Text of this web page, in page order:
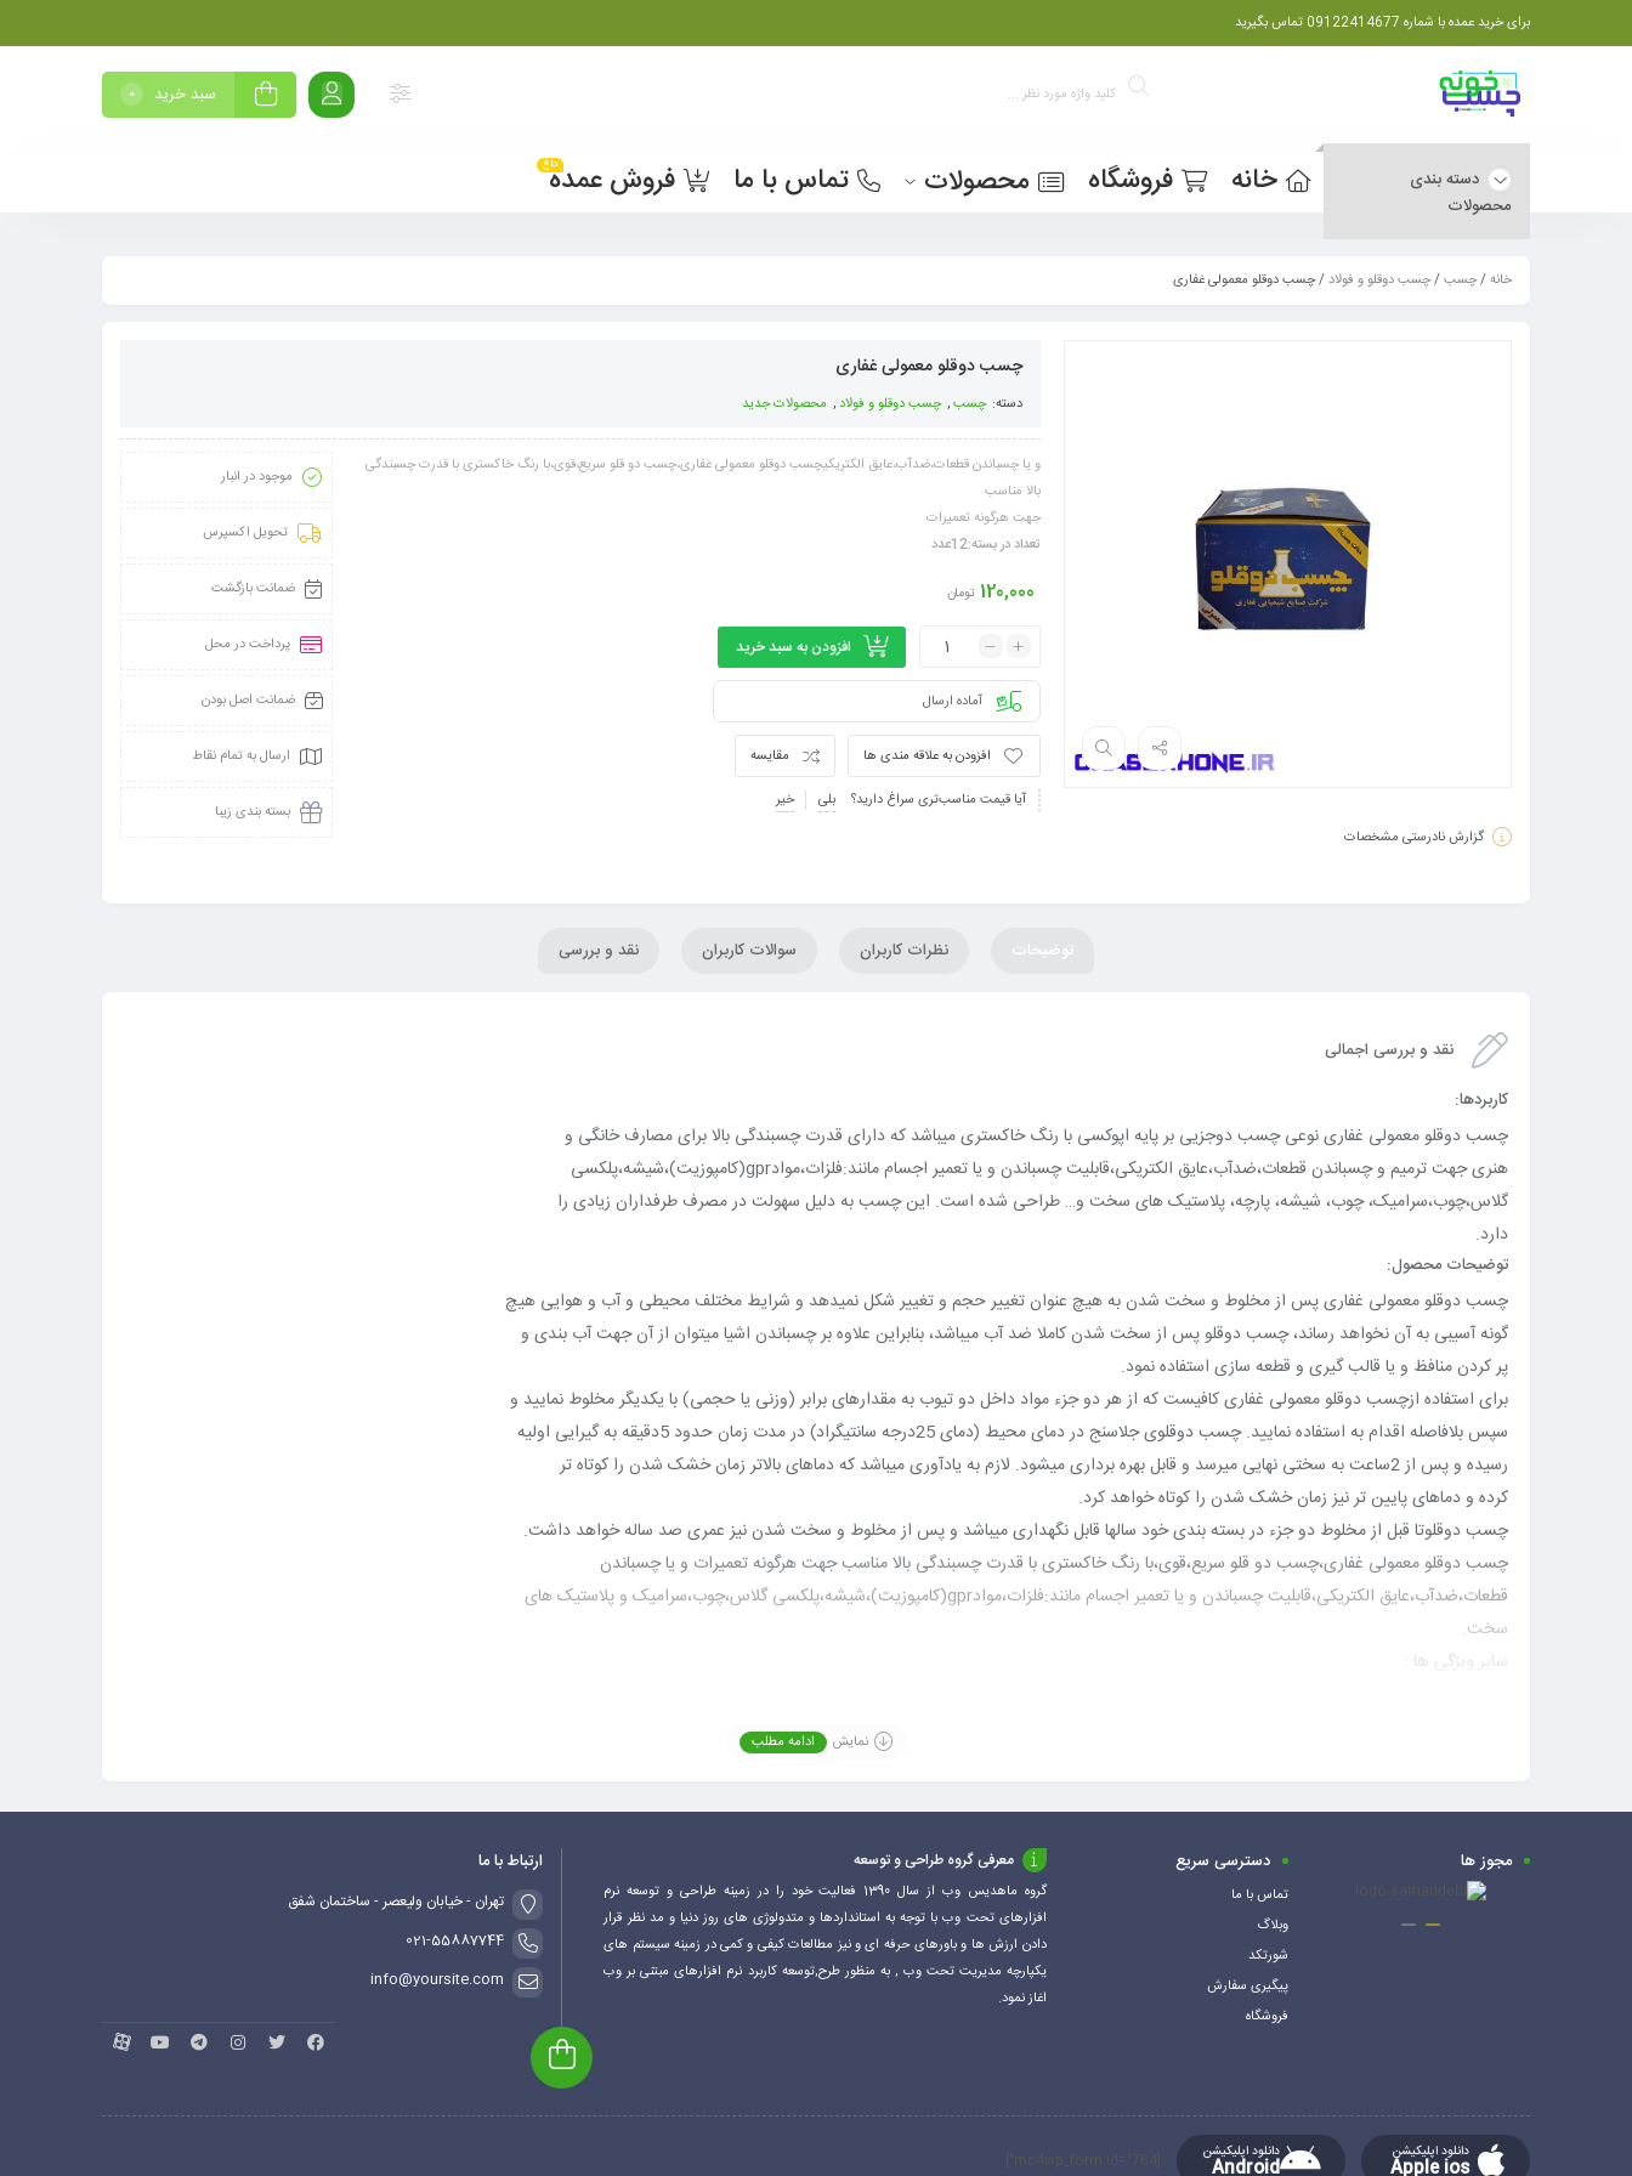
برای خرید عمده با شماره 09122414677 تماس بگیرید
سبد خرید 0
دسته بندی
محصولات
خانه فروشگاه محصولات تماس با ما فروش عمدهداغ
خانه/چسب/چسب دوقلو و فولاد/ چسب دوقلو معمولی غفاری
گزارش نادرستی مشخصات
چسب دوقلو معمولی غفاری
دسته: چسب, چسب دوقلو و فولاد, محصولات جدید
و یا چسباندن قطعات،ضدآب،عایق الکتریکیچسب دوقلو معمولی غفاری،چسب دو قلو سریع،قوی،با رنگ خاکستری با قدرت چسبندگی
بالا مناسب
جهت هرگونه تعمیرات
تعداد در بسته:12عدد
120,000 تومان
افزودن به سبد خرید
آماده ارسال
مقایسه
افزودن به علاقه مندی ها
آیا قیمت مناسب‌تری سراغ دارید؟
بلی خیر
موجود در انبار
تحویل اکسپرس
ضمانت بازگشت
پرداخت در محل
ضمانت اصل بودن
ارسال به تمام نقاط
بسته بندی زیبا
توضیحات نظرات کاربران سوالات کاربران نقد و بررسی
نقد و بررسی اجمالی
کاربردها:
چسب دوقلو معمولی غفاری نوعی چسب دوجزیی بر پایه اپوکسی با رنگ خاکستری میباشد که دارای قدرت چسبندگی بالا برای مصارف خانگی و
هنری جهت ترمیم و چسباندن قطعات،ضدآب،عایق الکتریکی،قابلیت چسباندن و یا تعمیر اجسام مانند:فلزات،موادgpr(کامپوزیت)،شیشه،پلکسی
گلاس،چوب،سرامیک، چوب، شیشه، پارچه، پلاستیک های سخت و… طراحی شده است. این چسب به دلیل سهولت در مصرف طرفداران زیادی را
دارد.
توضیحات محصول:
چسب دوقلو معمولی غفاری پس از مخلوط و سخت شدن به هیچ عنوان تغییر حجم و تغییر شکل نمیدهد و شرایط مختلف محیطی و آب و هوایی هیچ
گونه آسیبی به آن نخواهد رساند، چسب دوقلو پس از سخت شدن کاملا ضد آب میباشد، بنابراین علاوه بر چسباندن اشیا میتوان از آن جهت آب بندی و
پر کردن منافظ و یا قالب گیری و قطعه سازی استفاده نمود.
برای استفاده ازچسب دوقلو معمولی غفاری کافیست که از هر دو جزء مواد داخل دو تیوب به مقدارهای برابر (وزنی یا حجمی) با یکدیگر مخلوط نمایید و
سپس بلافاصله اقدام به استفاده نمایید. چسب دوقلوی جلاسنج در دمای محیط (دمای 25درجه سانتیگراد) در مدت زمان حدود 5دقیقه به گیرایی اولیه
رسیده و پس از 2ساعت به سختی نهایی میرسد و قابل بهره برداری میشود. لازم به یادآوری میباشد که دماهای بالاتر زمان خشک شدن را کوتاه تر
کرده و دماهای پایین تر نیز زمان خشک شدن را کوتاه خواهد کرد.
چسب دوقلوتا قبل از مخلوط دو جزء در بسته بندی خود سالها قابل نگهداری میباشد و پس از مخلوط و سخت شدن نیز عمری صد ساله خواهد داشت.
چسب دوقلو معمولی غفاری،چسب دو قلو سریع،قوی،با رنگ خاکستری با قدرت چسبندگی بالا مناسب جهت هرگونه تعمیرات و یا چسباندن
قطعات،ضدآب،عایق الکتریکی،قابلیت چسباندن و یا تعمیر اجسام مانند:فلزات،موادgpr(کامپوزیت)،شیشه،پلکسی گلاس،چوب،سرامیک و پلاستیک های
سخت.
سایر ویژگی ها :
بدون جمع شدگی
نمایش ادامه مطلب
مجوز ها دسترسی سریع
تماس با ما
وبلاگ
شورتکد
پیگیری سفارش
فروشگاه
معرفی گروه طراحی و توسعه
گروه ماهدیس وب از سال 1390 فعالیت خود را در زمینه طراحی و توسعه نرم
افزارهای تحت وب با توجه به استانداردها و متدولوژی های روز دنیا و مد نظر قرار
دادن ارزش ها و باورهای حرفه ای و نیز مطالعات کیفی و کمی در زمینه سیستم های
یکپارچه مدیریت تحت وب , به منظور طرح,توسعه کاربرد نرم افزارهای مبتنی بر وب
اغاز نمود.
ارتباط با ما
تهران - خیابان ولیعصر - ساختمان شفق
021-55887744
info@yoursite.com
دانلود اپلیکیشن
Apple ios
دانلود اپلیکیشن
Android